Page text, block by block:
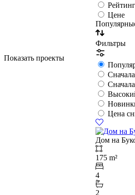
Показать проекты
Цене
Фильтры
Цена
Дом на
175 m²
4
2